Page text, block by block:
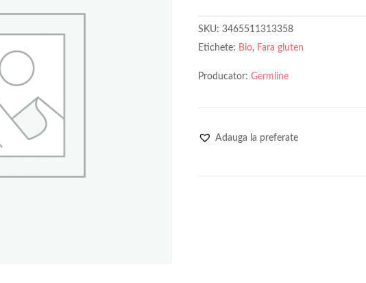
SKU:3465511313358
Etichete: Bio, Fara gluten
Producator:Germline
Adauga la preferate